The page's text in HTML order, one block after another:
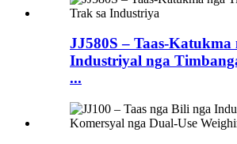
JJ580S – Taas-Katukma
Industriyal nga
...